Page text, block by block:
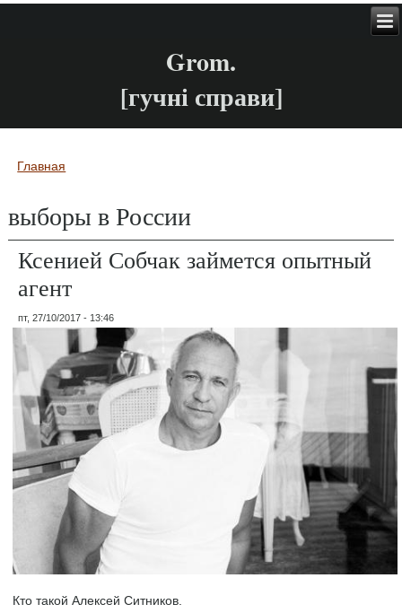
Grom.
[гучні справи]
Вы здесь
Главная
выборы в России
Ксенией Собчак займется опытный
агент
пт, 27/10/2017 - 13:46
Кто такой Алексей Ситников.